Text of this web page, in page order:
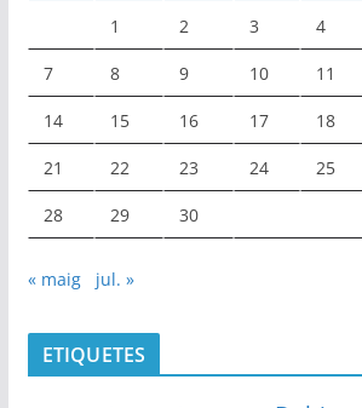
1 2 3 4
7 8 9 10 11
14 15 16 17 18
21 22 23 24 25
28 29 30
« maig jul. »
ETIQUETES